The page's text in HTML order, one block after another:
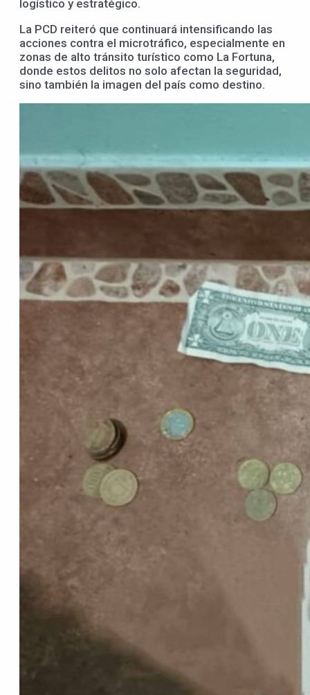
logístico y estratégico.
La PCD reiteró que continuará intensificando las
acciones contra el microtráfico, especialmente en
zonas de alto tránsito turístico como La Fortuna,
donde estos delitos no solo afectan la seguridad,
sino también la imagen del país como destino.